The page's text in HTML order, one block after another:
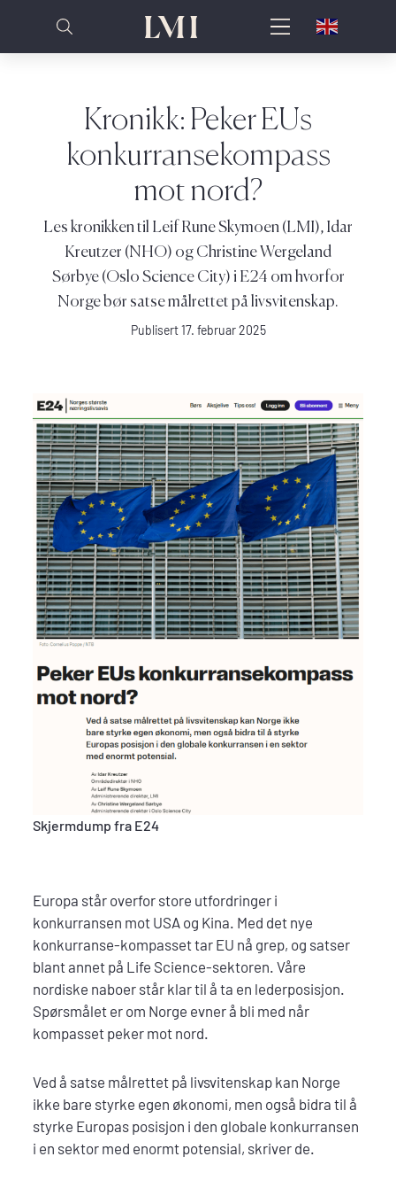
Kronikk: Peker EUs
konkurransekompass
mot nord?
Les kronikken til Leif Rune Skymoen (LMI), Idar
Kreutzer (NHO) og Christine Wergeland
Sørbye (Oslo Science City) i E24 om hvorfor
Norge bør satse målrettet på livsvitenskap.
Publisert 17. februar 2025
Skjermdump fra E24
Europa står overfor store utfordringer i
konkurransen mot USA og Kina. Med det nye
konkurranse-kompasset tar EU nå grep, og satser
blant annet på Life Science-sektoren. Våre
nordiske naboer står klar til å ta en lederposisjon.
Spørsmålet er om Norge evner å bli med når
kompasset peker mot nord.
Ved å satse målrettet på livsvitenskap kan Norge
ikke bare styrke egen økonomi, men også bidra til å
styrke Europas posisjon i den globale konkurransen
i en sektor med enormt potensial, skriver de.